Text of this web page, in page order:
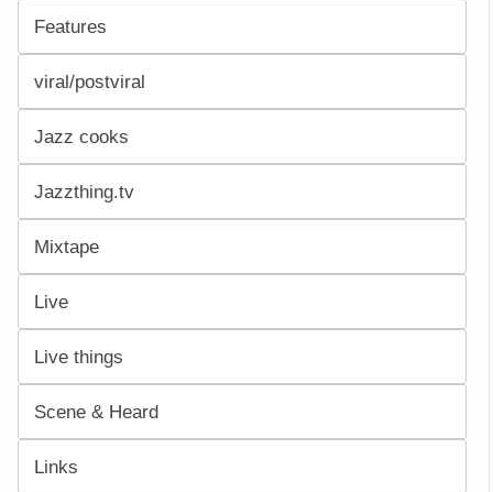
Features
viral/postviral
Jazz cooks
Jazzthing.tv
Mixtape
Live
Live things
Scene & Heard
Links